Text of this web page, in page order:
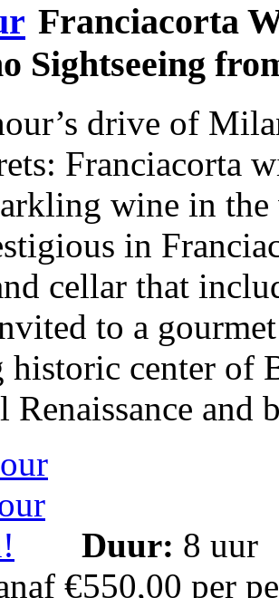
Franciacorta
Sightseeing
drive of
Franciacorta
wine in
in
cellar that
to a
historic center of
Renaissance and
Duur: 8 uur
€550,00 per